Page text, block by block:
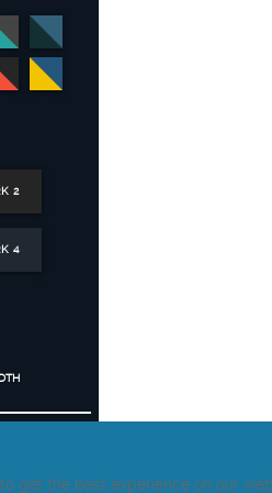
2
4
get the best experience on our